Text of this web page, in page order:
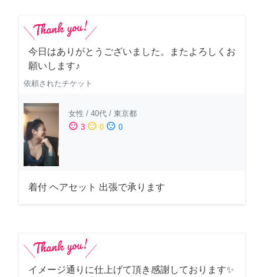
今日はありがとうございました。またよろしくお
願いします♪
依頼されたチケット
女性 / 40代 / 東京都
sentiment_satisfied 3 sentiment_neutral 0 sentiment_dissatisfied 0
着付 ヘアセット 出張で承ります
イメージ通りに仕上げて頂き感謝しております✨